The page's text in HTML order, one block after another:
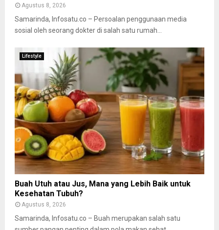
Agustus 8, 2026
Samarinda, Infosatu.co – Persoalan penggunaan media
sosial oleh seorang dokter di salah satu rumah...
Lifestyle
Buah Utuh atau Jus, Mana yang Lebih Baik untuk
Kesehatan Tubuh?
Agustus 8, 2026
Samarinda, Infosatu.co – Buah merupakan salah satu